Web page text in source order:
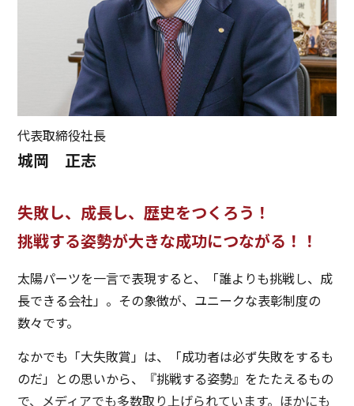
代表取締役社長
城岡 正志
失敗し、成長し、歴史をつくろう！
挑戦する姿勢が大きな成功につながる！！
太陽パーツを一言で表現すると、「誰よりも挑戦し、成
長できる会社」。その象徴が、ユニークな表彰制度の
数々です。
なかでも「大失敗賞」は、「成功者は必ず失敗をするも
のだ」との思いから、『挑戦する姿勢』をたたえるもの
で、メディアでも多数取り上げられています。ほかにも